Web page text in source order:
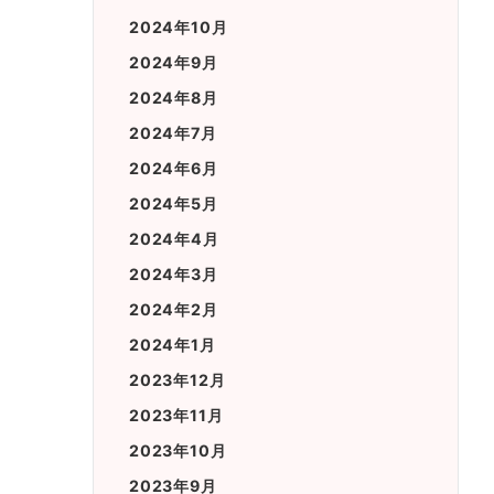
2024年10月
2024年9月
2024年8月
2024年7月
2024年6月
2024年5月
2024年4月
2024年3月
2024年2月
2024年1月
2023年12月
2023年11月
2023年10月
2023年9月